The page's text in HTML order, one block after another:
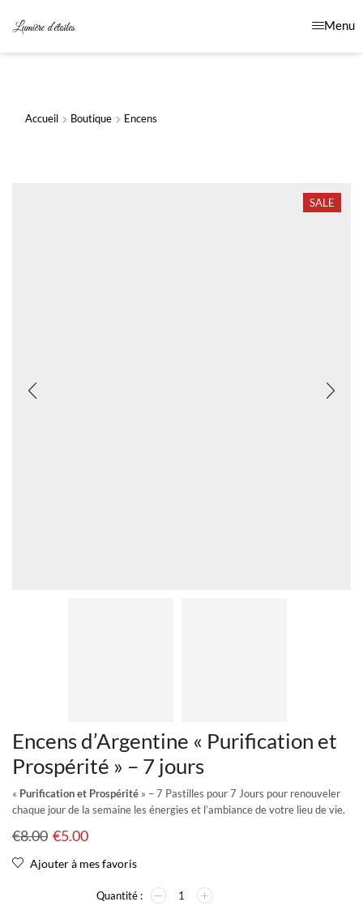
Menu
Accueil Boutique Encens
SALE
Encens d’Argentine « Purification et
Prospérité » – 7 jours
« Purification et Prospérité » – 7 Pastilles pour 7 Jours pour renouveler
chaque jour de la semaine les énergies et l’ambiance de votre lieu de vie.
€8.00 €5.00
Ajouter à mes favoris